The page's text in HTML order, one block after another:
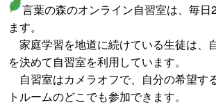
言葉の森のオンライン自習室は、毎日
ます。
家庭学習を地道に続けている生徒は、
を決めて自習室を利用しています。
自習室はカメラオフで、自分の希望す
トルームのどこでも参加できます。